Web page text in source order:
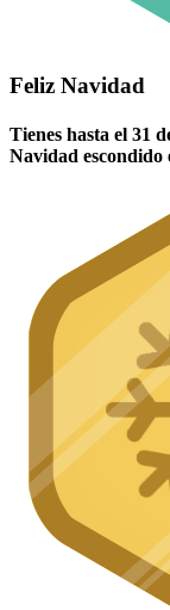
Feliz Navidad
Tienes hasta el 31
Navidad escondido